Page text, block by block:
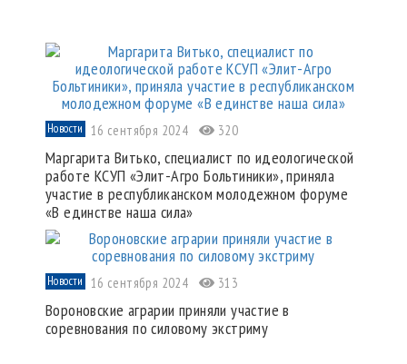
Новости 16 сентября 2024 320
Маргарита Витько, специалист по идеологической
работе КСУП «Элит-Агро Больтиники», приняла
участие в республиканском молодежном форуме
«В единстве наша сила»
Новости 16 сентября 2024 313
Вороновские аграрии приняли участие в
соревнования по силовому экстриму